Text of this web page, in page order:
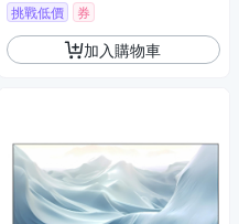
挑戰低價
券
加入購物車